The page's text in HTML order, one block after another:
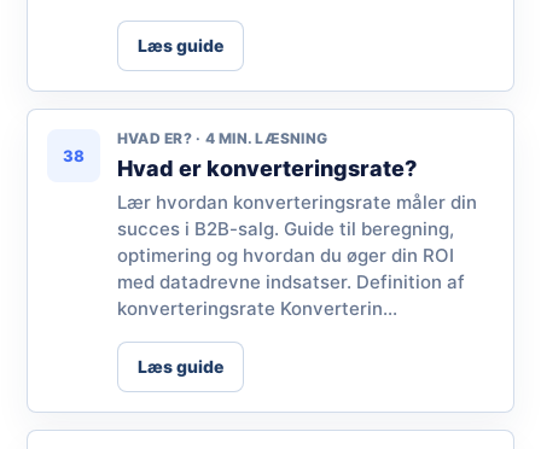
Læs guide
38
HVAD ER? · 4 MIN. LÆSNING
Hvad er konverteringsrate?
Lær hvordan konverteringsrate måler din
succes i B2B-salg. Guide til beregning,
optimering og hvordan du øger din ROI
med datadrevne indsatser. Definition af
konverteringsrate Konverterin...
Læs guide